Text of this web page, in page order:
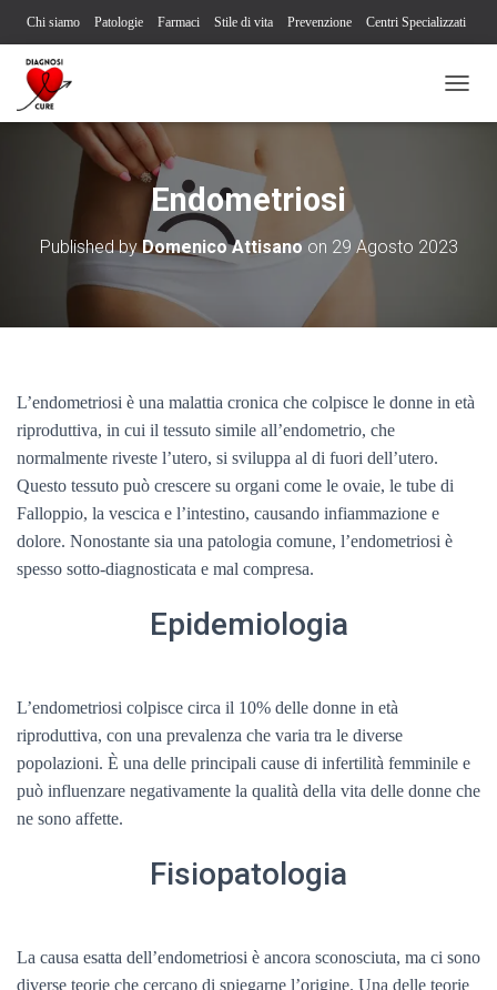
Chi siamo Patologie Farmaci Stile di vita Prevenzione Centri Specializzati
Associazioni Pazienti
A
I
T
G
Endometriosi
Published byDomenico Attisanoon 29 Agosto 2023
L’endometriosi è una malattia cronica che colpisce le donne in età
riproduttiva, in cui il tessuto simile all’endometrio, che
normalmente riveste l’utero, si sviluppa al di fuori dell’utero.
Questo tessuto può crescere su organi come le ovaie, le tube di
Falloppio, la vescica e l’intestino, causando infiammazione e
dolore. Nonostante sia una patologia comune, l’endometriosi è
spesso sotto-diagnosticata e mal compresa.
Epidemiologia
L’endometriosi colpisce circa il 10% delle donne in età
riproduttiva, con una prevalenza che varia tra le diverse
popolazioni. È una delle principali cause di infertilità femminile e
può influenzare negativamente la qualità della vita delle donne che
ne sono affette.
Fisiopatologia
La causa esatta dell’endometriosi è ancora sconosciuta, ma ci sono
diverse teorie che cercano di spiegarne l’origine. Una delle teorie